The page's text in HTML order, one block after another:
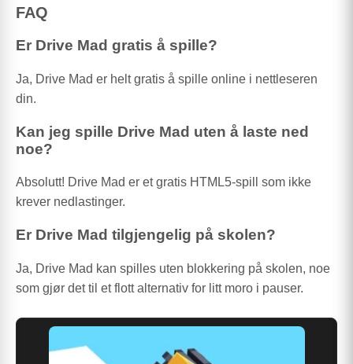
FAQ
Er Drive Mad gratis å spille?
Ja, Drive Mad er helt gratis å spille online i nettleseren
din.
Kan jeg spille Drive Mad uten å laste ned
noe?
Absolutt! Drive Mad er et gratis HTML5-spill som ikke
krever nedlastinger.
Er Drive Mad tilgjengelig på skolen?
Ja, Drive Mad kan spilles uten blokkering på skolen, noe
som gjør det til et flott alternativ for litt moro i pauser.